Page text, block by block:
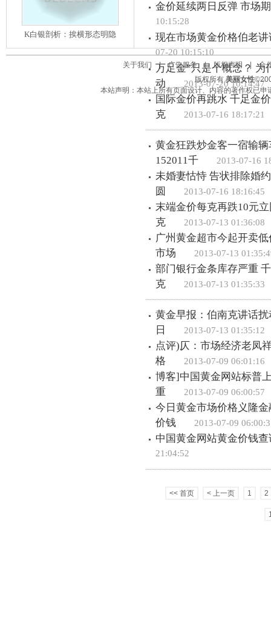
K白银剖析：挨横形态明隐
金价延续两日反弹 市场
10:15:28
现在市场黄金价格伯老
07-20 10:15:10
万足金”只是个概念？ 为
动 2013-07-20 10:14:47
国际金价再跳水 千足金
克 2013-07-16 18:17:21
黄金狂跌炒金客一宿输
152011千 2013-07-16
未婚妻怙恃 告状排除婚
圆
2013-07-16 18:16:45
末端金价每克再跌10元
克 2013-07-13 01:36:08
广州黄金超市今起开卖
市场 2013-07-13
部门银行金条库存严重
克 2013-07-13 01:35:33
黄金早报：伯南克讲话
日
2013-07-13 01:35:12
点评)仄：市场经济老凤
格 2013-07-09 06:01:16
博客]中国黄金网站标普
重 2013-07-09 06:00:57
今日黄金市场价格义隆
价钱 2013-07-09
中国黄金网站黄金价钱
21:04:52
<< 首页 < 上一页 1 2
关于我们 |广告服务|版权声明 |合
版权所有美丽女性
本站声明：本站上所有页面设计、内容的著作权已